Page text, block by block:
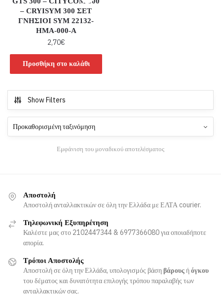
– CRYISYM 300 ΣΕΤ
ΓΝΗΣΙΟΙ SYM 22132-
HMA-000-A
2,70€
Προσθήκη στο καλάθι
Show Filters
Εμφάνιση του μοναδικού αποτελέσματος
Αποστολή
Αποστολή ανταλλακτικών σε όλη την Ελλάδα με ΕΛΤΑ courier.
Τηλεφωνική Εξυπηρέτηση
Καλέστε μας στο 2102447344 & 6977366080 για οποιαδήποτε
απορία.
Τρόποι Αποστολής
Αποστολή σε όλη την Ελλάδα, υπολογισμός βάση βάρους ή όγκου
του δέματος και δυνατότητα επιλογής τρόπου παραλαβής των
ανταλλακτικών σας.